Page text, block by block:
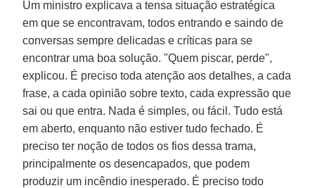
Um ministro explicava a tensa situação estratégica
em que se encontravam, todos entrando e saindo de
conversas sempre delicadas e críticas para se
encontrar uma boa solução. "Quem piscar, perde",
explicou. É preciso toda atenção aos detalhes, a cada
frase, a cada opinião sobre texto, cada expressão que
sai ou que entra. Nada é simples, ou fácil. Tudo está
em aberto, enquanto não estiver tudo fechado. É
preciso ter noção de todos os fios dessa trama,
principalmente os desencapados, que podem
produzir um incêndio inesperado. É preciso todo